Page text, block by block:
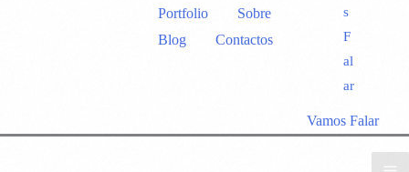
Portfolio
Sobre
Blog
Contactos
s
F
al
ar
Vamos Falar